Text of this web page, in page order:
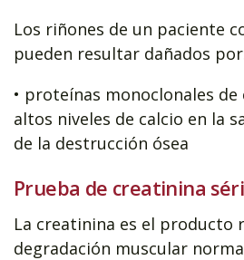
Los riñones de un paciente
pueden resultar dañados
• proteínas monoclonales de
altos niveles de calcio en la
de la destrucción ósea
Prueba de creatinina
La creatinina es el producto
degradación muscular